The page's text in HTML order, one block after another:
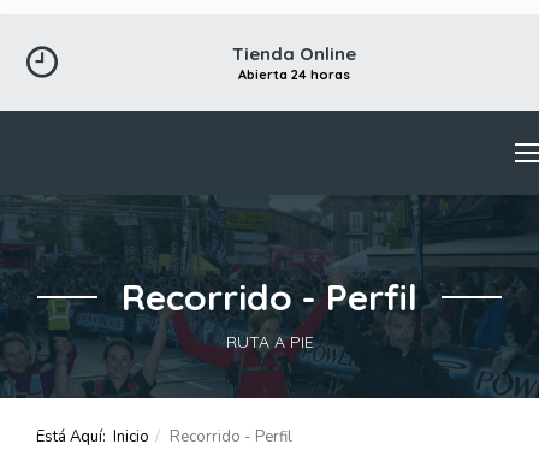
Tienda Online
Abierta 24 horas
Recorrido - Perfil
RUTA A PIE
Está Aquí: Inicio Recorrido - Perfil